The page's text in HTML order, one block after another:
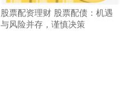
股票配资理财 股票配债：机遇
与风险并存，谨慎决策